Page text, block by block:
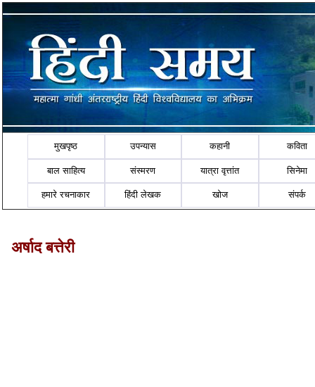
मुखपृष्ठ उपन्यास कहानी कविता
बाल साहित्य संस्मरण यात्रा वृत्तांत सिनेमा
हमारे रचनाकार हिंदी लेखक खोज संपर्क
अर्षाद बत्तेरी